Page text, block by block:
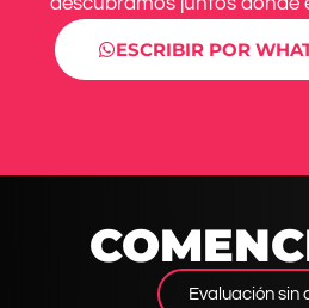
ESCRIBIR POR
Evaluación sin